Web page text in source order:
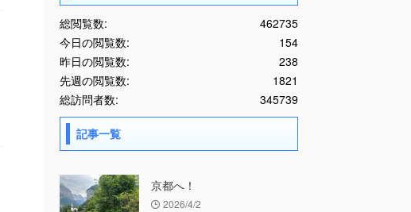
462735
総閲覧数:
154
今日の閲覧数:
238
昨日の閲覧数:
1821
先週の閲覧数:
345739
総訪問者数:
記事一覧
京都へ！
2026/4/2